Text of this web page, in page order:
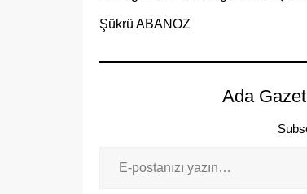
Şükrü ABANOZ
Ada